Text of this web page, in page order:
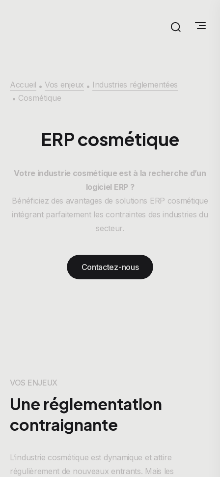
Accueil • Vos enjeux • Industries réglementées
• Cosmétique
ERP cosmétique
Votre industrie cosmétique est à la recherche d’un
logiciel ERP ?
Bénéficiez des avantages de solutions ERP cosmétique
intégrant parfaitement les contraintes des industries du
secteur.
Contactez-nous
VOS ENJEUX
Une réglementation
contraignante
L’industrie cosmétique est dynamique et attire
régulièrement de nouveaux entrants. Mais les